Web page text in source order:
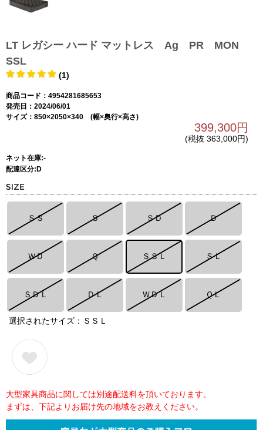
LT レガシー ハード マットレス Ag PR MON
SSL
(1)
商品コード：4954281685653
発売日：2024/06/01
サイズ：850×2050×340 (幅×奥行×高さ)
399,300円
(税抜 363,000円)
ネット在庫:-
配達区分:D
ＳＳ Ｓ ＳＤ Ｄ
ＷＤ Ｑ ＳＳＬ ＳＬ
ＳＤＬ ＤＬ ＷＤＬ ＱＬ
選択されたサイズ：ＳＳＬ
大型家具商品に関しては別途配送料を頂いております。
まずは、下記よりお届け先の地域をお教えください。